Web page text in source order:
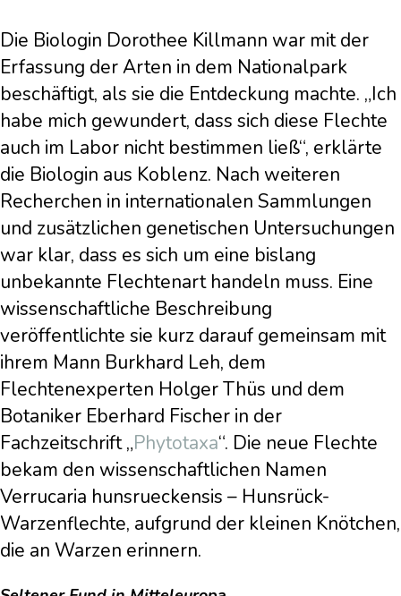
Die Biologin Dorothee Killmann war mit der
Erfassung der Arten in dem Nationalpark
beschäftigt, als sie die Entdeckung machte. „Ich
habe mich gewundert, dass sich diese Flechte
auch im Labor nicht bestimmen ließ“, erklärte
die Biologin aus Koblenz. Nach weiteren
Recherchen in internationalen Sammlungen
und zusätzlichen genetischen Untersuchungen
war klar, dass es sich um eine bislang
unbekannte Flechtenart handeln muss. Eine
wissenschaftliche Beschreibung
veröffentlichte sie kurz darauf gemeinsam mit
ihrem Mann Burkhard Leh, dem
Flechtenexperten Holger Thüs und dem
Botaniker Eberhard Fischer in der
Fachzeitschrift „Phytotaxa“. Die neue Flechte
bekam den wissenschaftlichen Namen
Verrucaria hunsrueckensis – Hunsrück-
Warzenflechte, aufgrund der kleinen Knötchen,
die an Warzen erinnern.